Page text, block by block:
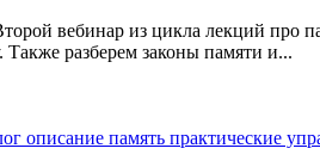
вебинар из цикла лекций про
разберем законы памяти и...
описание память практические